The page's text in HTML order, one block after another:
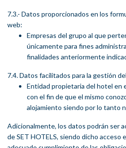
7.3.- Datos proporcionados en los
web:
Empresas del grupo al que
únicamente para fines
finalidades anteriormente
7.4. Datos facilitados para la gestión
Entidad propietaria del hotel en
con el fin de que el mismo
alojamiento siendo por lo tanto
Adicionalmente, los datos podrán ser
de SET HOTELS, siendo dicho acceso